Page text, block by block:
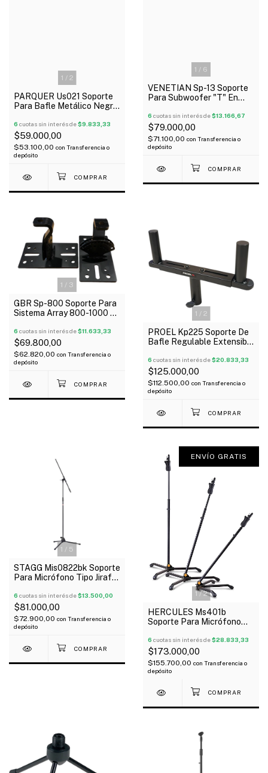
1 / 2
PARQUER Us021 Soporte
Para Bafle Metálico Negro
6 cuotas sin interés de$9.833,33
$59.000,00
$53.100,00 con Transferencia o
depósito
1 / 6
VENETIAN Sp-13 Soporte
Para Subwoofer "T" En
6 cuotas sin interés de$13.166,67
$79.000,00
$71.100,00 con Transferencia o
depósito
1 / 3
GBR Sp-800 Soporte Para
Sistema Array 800-1000 X
6 cuotas sin interés de$11.633,33
$69.800,00
$62.820,00 con Transferencia o
depósito
1 / 2
PROEL Kp225 Soporte De
Bafle Regulable Extensible
6 cuotas sin interés de$20.833,33
$125.000,00
$112.500,00 con Transferencia o
depósito
1 / 5
STAGG Mis0822bk Soporte
Para Micrófono Tipo Jirafa
6 cuotas sin interés de$13.500,00
$81.000,00
$72.900,00 con Transferencia o
depósito
1/2
ENVÍO GRATIS
HERCULES Ms401b
Soporte Para Micrófono
Ajustable Oferta!
6 cuotas sin interés de$28.833,33
$173.000,00
$155.700,00 con Transferencia o
depósito